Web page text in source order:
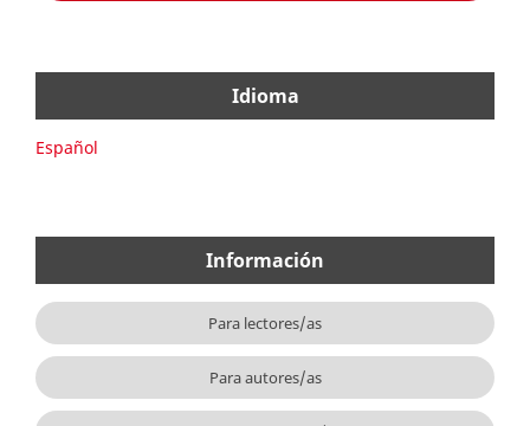
Idioma
Español
Información
Para lectores/as
Para autores/as